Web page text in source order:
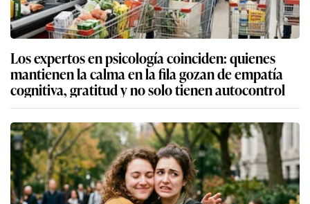
Los expertos en psicología coinciden: quienes
mantienen la calma en la fila gozan de empatía
cognitiva, gratitud y no solo tienen autocontrol